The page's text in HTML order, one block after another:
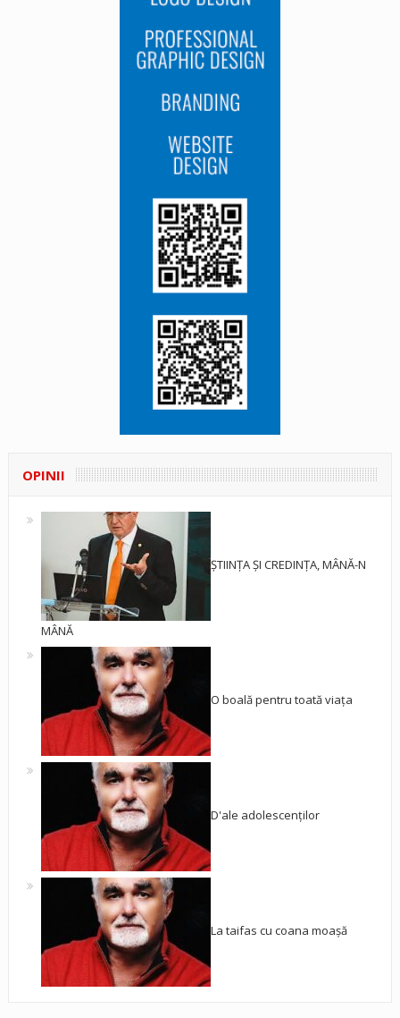
OPINII
ȘTIINȚA ȘI CREDINȚA, MÂNĂ-N
MÂNĂ
O boală pentru toată viața
D'ale adolescenților
La taifas cu coana moașă